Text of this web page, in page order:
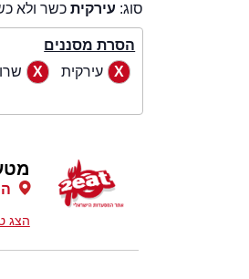
סוג: עירקיתכשר ולא
הסרת מסננים
עירקית
הצג